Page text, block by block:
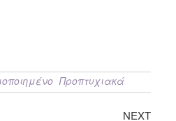
Προπτυχιακά
NEXT